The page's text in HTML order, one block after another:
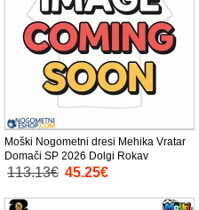
Moški Nogometni dresi Mehika Vratar
Domači SP 2026 Dolgi Rokav
113.13€ 45.25€